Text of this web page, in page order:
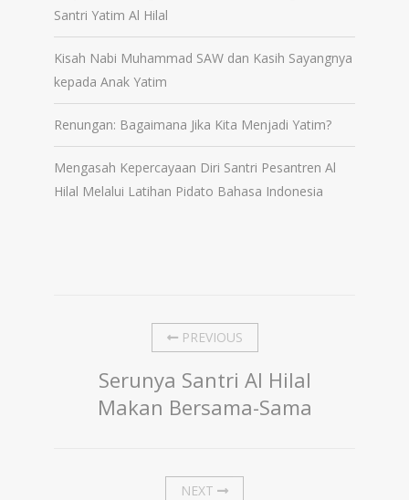
Santri Yatim Al Hilal
Kisah Nabi Muhammad SAW dan Kasih Sayangnya
kepada Anak Yatim
Renungan: Bagaimana Jika Kita Menjadi Yatim?
Mengasah Kepercayaan Diri Santri Pesantren Al
Hilal Melalui Latihan Pidato Bahasa Indonesia
PREVIOUS
Serunya Santri Al Hilal
Makan Bersama-Sama
NEXT